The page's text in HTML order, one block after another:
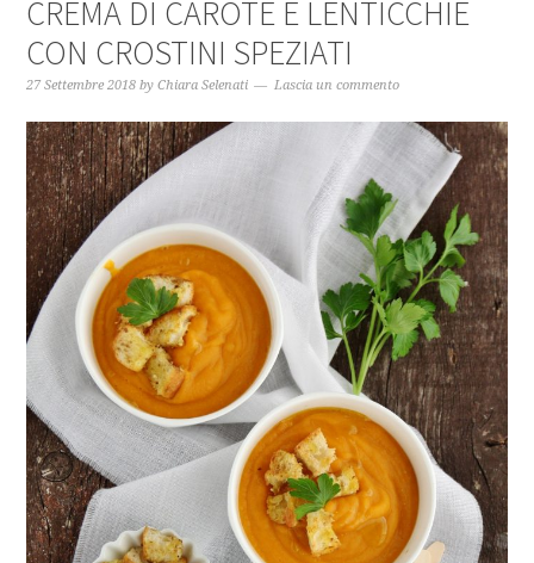
CREMA DI CAROTE E LENTICCHIE
CON CROSTINI SPEZIATI
27 Settembre 2018 byChiara Selenati Lascia un commento